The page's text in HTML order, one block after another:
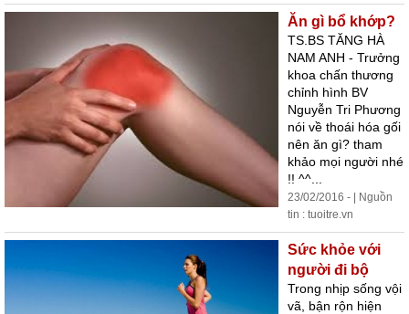
Ăn gì bổ khớp?
TS.BS TĂNG HÀ
NAM ANH - Trưởng
khoa chấn thương
chỉnh hình BV
Nguyễn Tri Phương
nói về thoái hóa gối
nên ăn gì? tham
khảo mọi người nhé
!! ^^...
23/02/2016 - | Nguồn
tin : tuoitre.vn
Sức khỏe với
người đi bộ
Trong nhịp sống vội
vã, bận rộn hiện